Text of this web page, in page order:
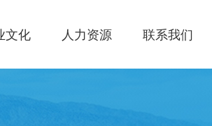
文化 人力资源 联系我们